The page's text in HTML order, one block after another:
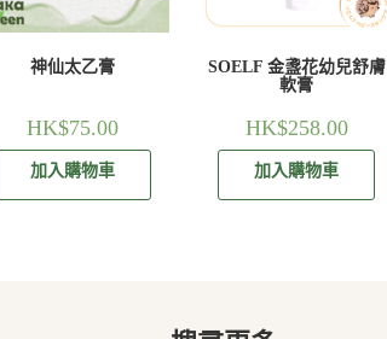
神仙太乙膏
HK$75.00
加入購物車
SOELF 金盞花幼兒舒膚
軟膏
HK$258.00
加入購物車